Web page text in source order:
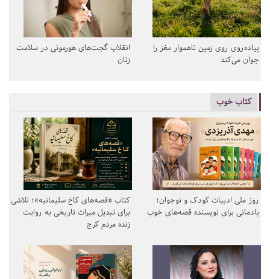
پیاده‌روی روی زمین ناهموار مغز را
جوان می‌کند
انقلاب گجت‌های هورمونی در سلامت
زنان
کتاب خوب
روز ملی ادبیات کودک و نوجوان؛
یادمانی برای نویسنده قصه‌های خوب
کتاب «قصه‌های کاخ سلیمانیه»؛ تلاشی
برای تبدیل میراث تاریخی به روایت
زنده مردم کرج